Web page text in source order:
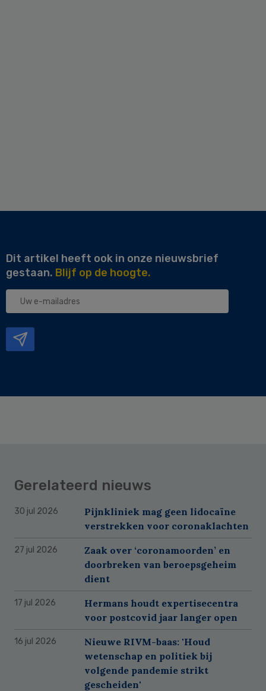
Dit artikel heeft ook in onze nieuwsbrief
gestaan. Blijf op de hoogte.
Uw
Gerelateerd nieuws
30 jul 2026
Pijnkliniek mag geen lidocaïne
verstrekken voor coronaklachten
27 jul 2026
Zaak over ‘coronamoorden’ en
doorbreken van beroepsgeheim
dient
17 jul 2026
Hermans houdt expertisecentra
voor postcovid jaar langer open
16 jul 2026
Nieuwe RIVM-baas: 'Houd
wetenschap en politiek bij
volgende pandemie strikt
gescheiden'